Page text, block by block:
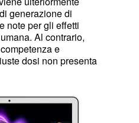
generazione di
note per gli effetti
Al contrario,
e
dosi non presenta